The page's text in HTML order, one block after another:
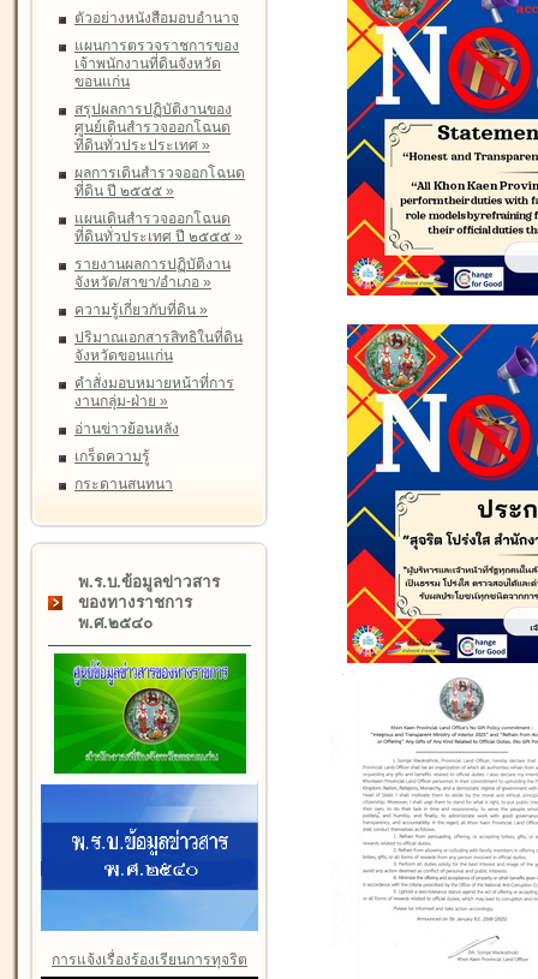
ตัวอย่างหนังสือมอบอำนาจ
แผนการตรวจราชการของ
เจ้าพนักงานที่ดินจังหวัด
ขอนแก่น
สรุปผลการปฏิบัติงานของ
ศูนย์เดินสำรวจออกโฉนด
ที่ดินทั่วประประเทศ »
ผลการเดินสำรวจออกโฉนด
ที่ดิน ปี ๒๕๕๕ »
แผนเดินสำรวจออกโฉนด
ที่ดินทั่วประเทศ ปี ๒๕๕๕ »
รายงานผลการปฏิบัติงาน
จังหวัด/สาขา/อำเภอ »
ความรู้เกี่ยวกับที่ดิน »
ปริมาณเอกสารสิทธิในที่ดิน
จังหวัดขอนแก่น
คำสั่งมอบหมายหน้าที่การ
งานกลุ่ม-ฝ่าย »
อ่านข่าวย้อนหลัง
เกร็ดความรู้
กระดานสนทนา
พ.ร.บ.ข้อมูลข่าวสาร
ของทางราชการ
พ.ศ.๒๕๔๐
การแจ้งเรื่องร้องเรียนการทุจริต